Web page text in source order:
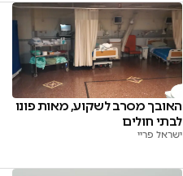
האובך מסרב לשקוע, מאות פונו
לבתי חולים
ישראל פריי